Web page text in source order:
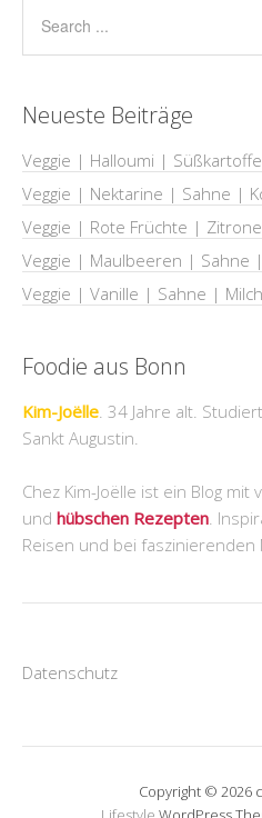
Neueste Beiträge
Veggie | Halloumi |
Veggie | Nektarine | Sahne |
Veggie | Rote Früchte |
Veggie | Maulbeeren | Sahne
Veggie | Vanille | Sahne |
Foodie aus Bonn
Kim-Joëlle. 34 Jahre alt.
Sankt Augustin.
Chez Kim-Joëlle ist ein Blog mit
und hübschen Rezepten.
Reisen und bei
Datenschutz
Copyright © 2026